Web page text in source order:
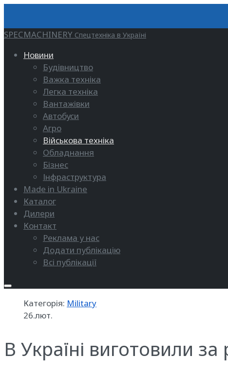
SPECMACHINERY Спецтехніка в Україні
Новини
Будівництво
Важка техніка
Легка техніка
Вантажівки
Автобуси
Агро
Військова техніка
Обладнання
Бізнес
Інфраструктура
Made in Ukraine
Каталог
Дилери
Контакт
Реклама у нас
Додати публікацію
Всі публікації
Категорія: Military
26.лют.
В Україні виготовили